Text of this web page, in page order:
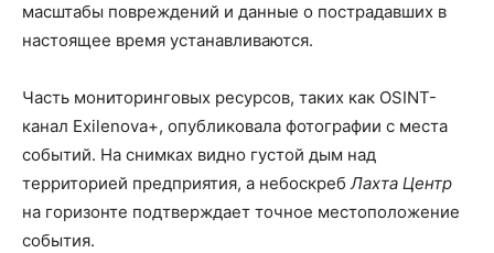
масштабы повреждений и данные о пострадавших в
настоящее время устанавливаются.
Часть мониторинговых ресурсов, таких как OSINT-
канал Exilenova+, опубликовала фотографии с места
событий. На снимках видно густой дым над
территорией предприятия, а небоскребЛахта Центр
на горизонте подтверждает точное местоположение
события.